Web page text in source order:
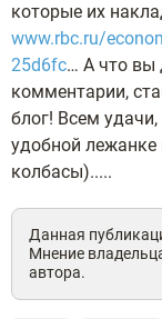
которые их
www.rbc.ru/
25d6fc… А что вы
комментарии,
блог! Всем
удобной лежанке
колбасы).....
Данная
Мнение
автора.